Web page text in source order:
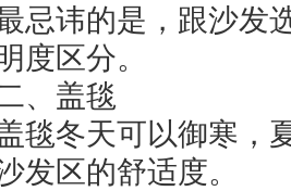
忌讳的是，跟沙发
度区分。
盖毯
冬天可以御寒，夏
发区的舒适度。